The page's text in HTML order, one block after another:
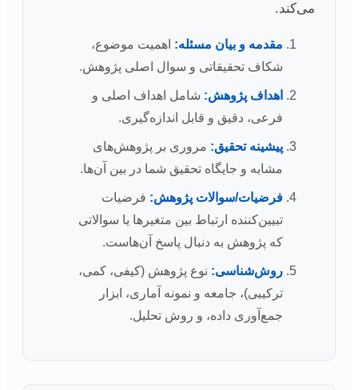
می‌کند.
مقدمه و بیان مسئله: اهمیت موضوع،
شکاف تحقیقاتی و سوال اصلی پژوهش.
اهداف پژوهش: شامل اهداف اصلی و
فرعی، دقیق و قابل اندازه‌گیری.
پیشینه تحقیق: مروری بر پژوهش‌های
مشابه و جایگاه تحقیق شما در بین آن‌ها.
فرضیات/سوالات پژوهش: فرضیات
تبیین‌کننده ارتباط بین متغیرها یا سوالاتی
که پژوهش به دنبال پاسخ آن‌هاست.
روش‌شناسی: نوع پژوهش (کیفی، کمی،
ترکیبی)، جامعه و نمونه آماری، ابزار
جمع‌آوری داده، و روش تحلیل.